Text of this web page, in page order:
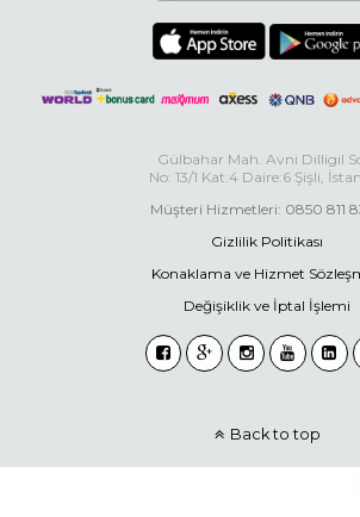
Gülbahar Mah. Avni Dilligil
No: 13/1 Kat:4 Daire:6 Şişli,
Müşteri Hizmetleri: 0850 811
Gizlilik Politikası
Konaklama ve Hizmet
Değişiklik ve İptal İşlemi
Back to top